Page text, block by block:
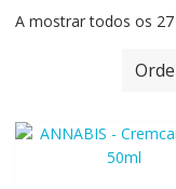
A mostrar todos os